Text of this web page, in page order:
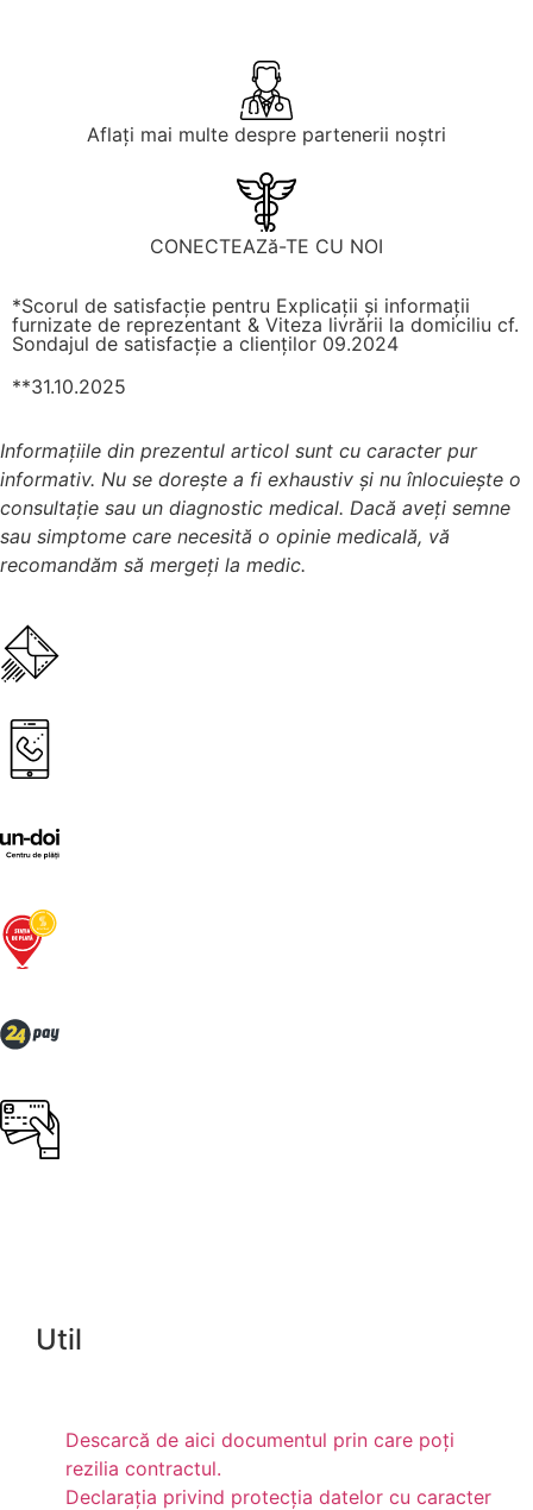
Aflați mai multe despre partenerii noștri
CONECTEAZă-TE CU NOI
*Scorul de satisfacție pentru Explicații și informații
furnizate de reprezentant & Viteza livrării la domiciliu cf.
Sondajul de satisfacție a clienților 09.2024
**31.10.2025
Informațiile din prezentul articol sunt cu caracter pur
informativ. Nu se dorește a fi exhaustiv și nu înlocuiește o
consultație sau un diagnostic medical. Dacă aveți semne
sau simptome care necesită o opinie medicală, vă
recomandăm să mergeți la medic.
Util
Descarcă de aici documentul prin care poți
rezilia contractul.
Declarația privind protecția datelor cu caracter